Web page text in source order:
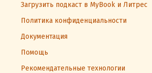
Загрузить подкаст в MyBook и Литрес
Политика конфиденциальности
Документация
Помощь
Рекомендательные технологии